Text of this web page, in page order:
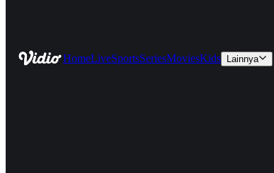
HomeLiveSportsSeriesMoviesKids Lainnya